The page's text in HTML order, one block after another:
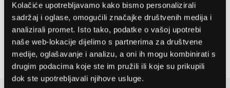
Kolačiće upotrebljavamo kako bismo personalizirali
sadržaj i oglase, omogućili značajke društvenih medija i
analizirali promet. Isto tako, podatke o vašoj upotrebi
naše web-lokacije dijelimo s partnerima za društvene
medije, oglašavanje i analizu, a oni ih mogu kombinirati s
drugim podacima koje ste im pružili ili koje su prikupili
dok ste upotrebljavali njihove usluge.
Funkcija timera
Da
Broj zona za kuhanje
4 kom
Snaga
7.000 W
Dječja brava
Da